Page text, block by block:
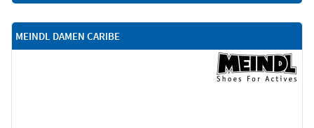
MEINDL DAMEN CARIBE